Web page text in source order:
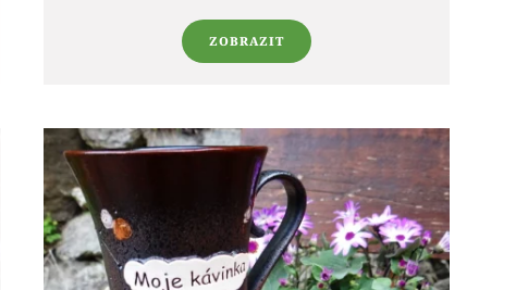
ZOBRAZIT